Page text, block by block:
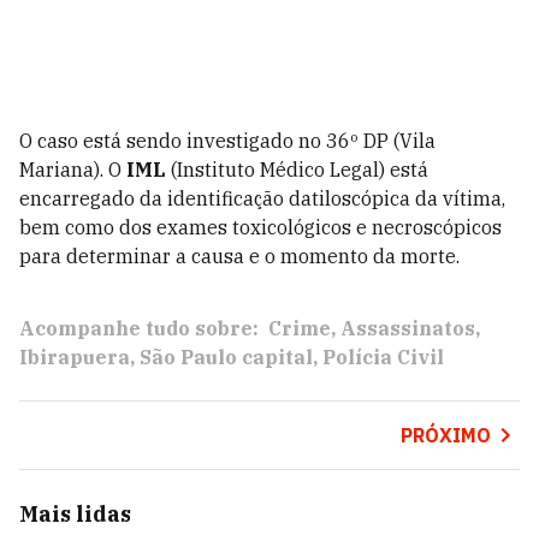
O caso está sendo investigado no 36º DP (Vila
Mariana). O IML (Instituto Médico Legal) está
encarregado da identificação datiloscópica da vítima,
bem como dos exames toxicológicos e necroscópicos
para determinar a causa e o momento da morte.
Acompanhe tudo sobre: Crime Assassinatos
Ibirapuera São Paulo capital Polícia Civil
PRÓXIMO
Mais lidas